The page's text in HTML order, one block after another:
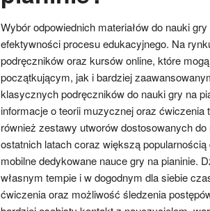
Wybór odpowiednich materiałów do nauki
efektywności procesu edukacyjnego. Na
podręczników oraz kursów online, które
początkującym, jak i bardziej
klasycznych podręczników do nauki gry na
informacje o teorii muzycznej oraz
również zestawy utworów dostosowanych
ostatnich latach coraz większą
mobilne dedykowane nauce gry na pianinie.
własnym tempie i w dogodnym dla siebie
ćwiczenia oraz możliwość śledzenia